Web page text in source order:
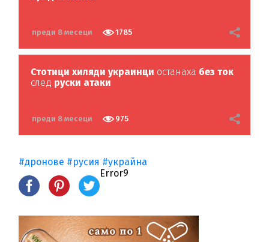
преди 8 месеци 1785
Стотици хиляди украинци останаха без ток
след руски атаки
преди 8 месеци 975
#дронове #русия #украйна
Error9